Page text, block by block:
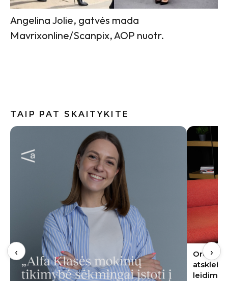
Angelina Jolie, gatvės mada
Mavrixonline/Scanpix, AOP nuotr.
TAIP PAT SKAITYKITE
Oro kondicionierius bute: ekspertas
atskleidė, kur jį įrengti – nereikės nei
leidimo, nei kaimynų sutikimo
‹ ›